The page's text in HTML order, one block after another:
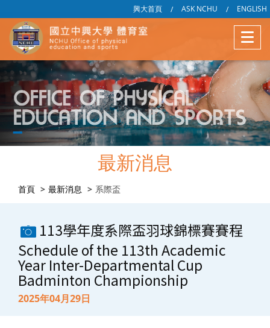
興大首頁 / ASK NCHU / ENGLISH
最新消息
首頁 最新消息 系際盃
113學年度系際盃羽球錦標賽賽程
Schedule of the 113th Academic
Year Inter-Departmental Cup
Badminton Championship
2025年04月29日